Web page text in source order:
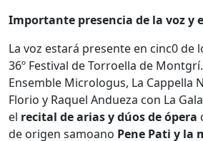
Importante presencia de la voz y
La voz estará presente en cinc0 de
36º Festival de Torroella de
Ensemble Micrologus, La Cappella
Florio y Raquel Andueza con La
el recital de arias y dúos de ópera
de origen samoano Pene Pati y la